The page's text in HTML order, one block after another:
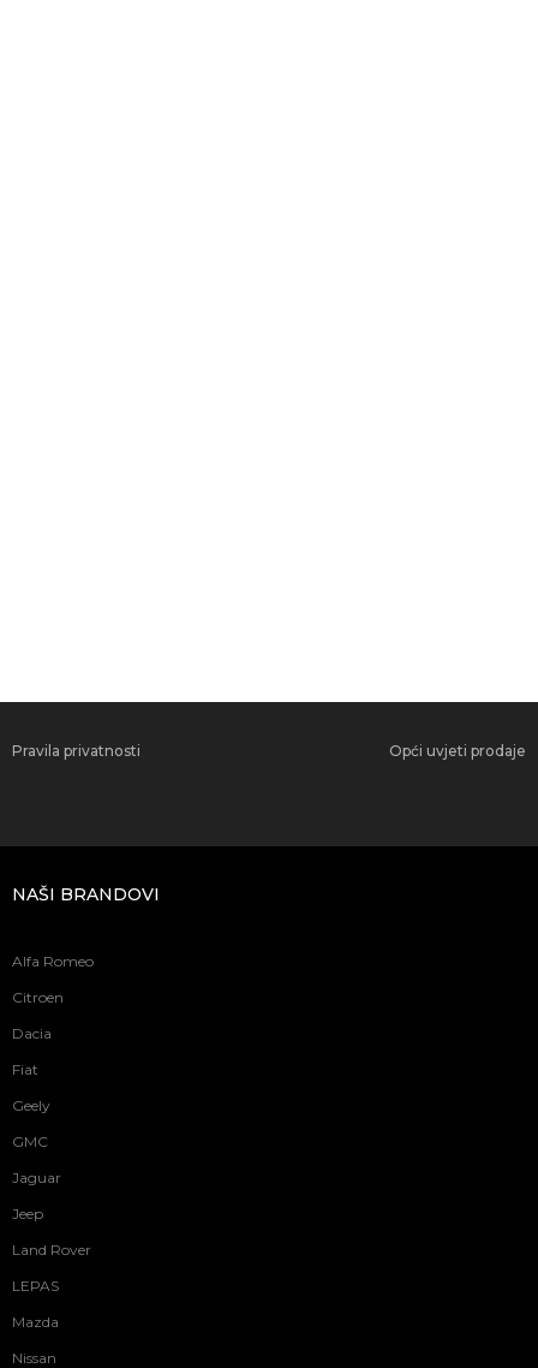
Pravila privatnosti Opći uvjeti prodaje
NAŠI BRANDOVI
Alfa Romeo
Citroen
Dacia
Fiat
Geely
GMC
Jaguar
Jeep
Land Rover
LEPAS
Mazda
Nissan